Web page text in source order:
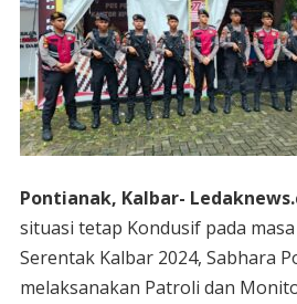
Pontianak, Kalbar-
situasi tetap Kondusif pada
Serentak Kalbar 2024, Sabhara
melaksanakan Patroli dan